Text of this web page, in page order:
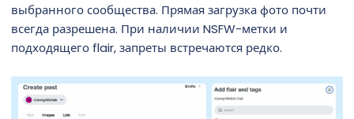
выбранного сообщества. Прямая загрузка фото почти
всегда разрешена. При наличии NSFW-метки и
подходящего flair, запреты встречаются редко.